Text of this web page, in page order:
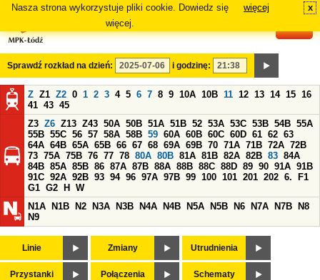
Nasza strona wykorzystuje pliki cookie. Dowiedz się
więcej.
więcej x
Sprawdź rozkład na dzień: i godzinę:
Z Z1 Z2 0 1 2 3 4 5 6 7 8 9 10A 10B 11 12 13 14 15 16
41 43 45
Z3 Z6 Z13 Z43 50A 50B 51A 51B 52 53A 53C 53B 54B 55A
55B 55C 56 57 58A 58B 59 60A 60B 60C 60D 61 62 63
64A 64B 65A 65B 66 67 68 69A 69B 70 71A 71B 72A 72B
73 75A 75B 76 77 78 80A 80B 81A 81B 82A 82B 83 84A
84B 85A 85B 86 87A 87B 88A 88B 88C 88D 89 90 91A 91B
91C 92A 92B 93 94 96 97A 97B 99 100 101 201 202 6.
F1
G1 G2 H
W
N1A
N1B N2 N3A N3B N4A N4B N5A N5B N6 N7A N7B
N8
N9
Linie Zmiany Utrudnienia
Przystanki Połączenia Schematy